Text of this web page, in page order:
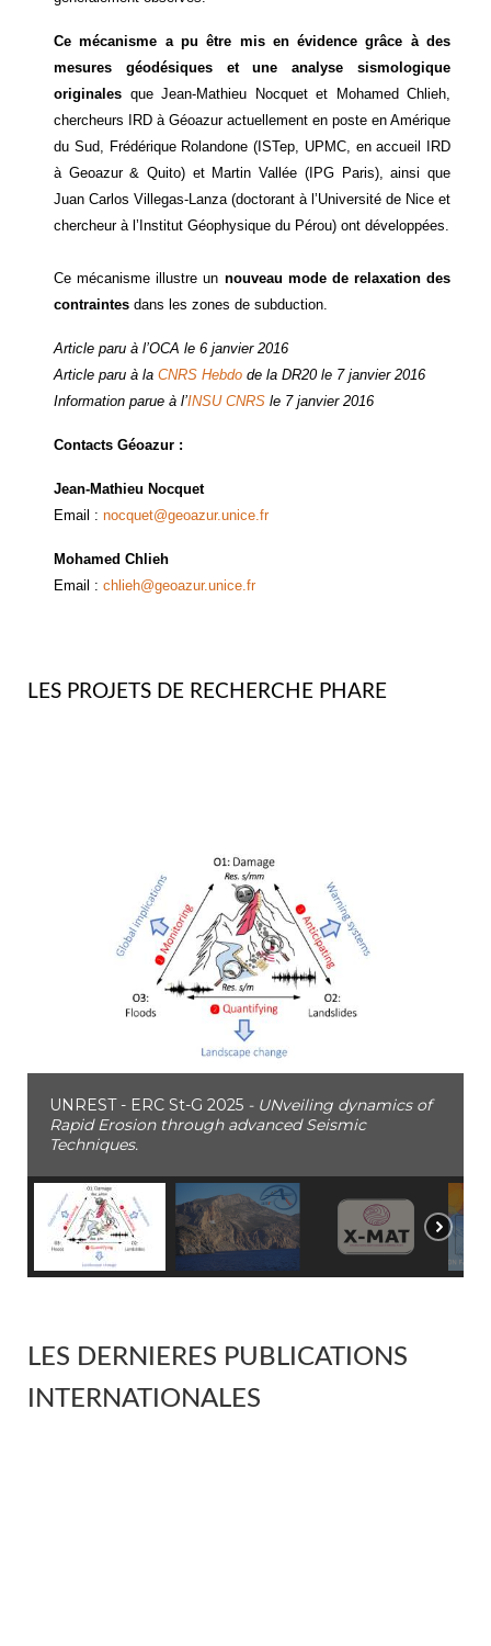
Ce mécanisme a pu être mis en évidence grâce à des
mesures géodésiques et une analyse sismologique
originales que Jean-Mathieu Nocquet et Mohamed Chlieh,
chercheurs IRD à Géoazur actuellement en poste en Amérique
du Sud, Frédérique Rolandone (ISTep, UPMC, en accueil IRD
à Geoazur & Quito) et Martin Vallée (IPG Paris), ainsi que
Juan Carlos Villegas-Lanza (doctorant à l’Université de Nice et
chercheur à l’Institut Géophysique du Pérou) ont développées.
Ce mécanisme illustre un nouveau mode de relaxation des
contraintes dans les zones de subduction.
Article paru à l’OCA le 6 janvier 2016
Article paru à la CNRS Hebdo de la DR20 le 7 janvier 2016
Information parue à l’INSU CNRS le 7 janvier 2016
Contacts Géoazur :
Jean-Mathieu Nocquet
Email : nocquet@geoazur.unice.fr
Mohamed Chlieh
Email : chlieh@geoazur.unice.fr
LES PROJETS DE RECHERCHE PHARE
UNREST - ERC St-G 2025 - UNveiling dynamics of
Rapid Erosion through advanced Seismic
Techniques.
LES DERNIERES PUBLICATIONS
INTERNATIONALES